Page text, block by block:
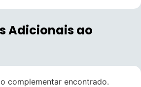
Adicionais ao
complementar encontrado.